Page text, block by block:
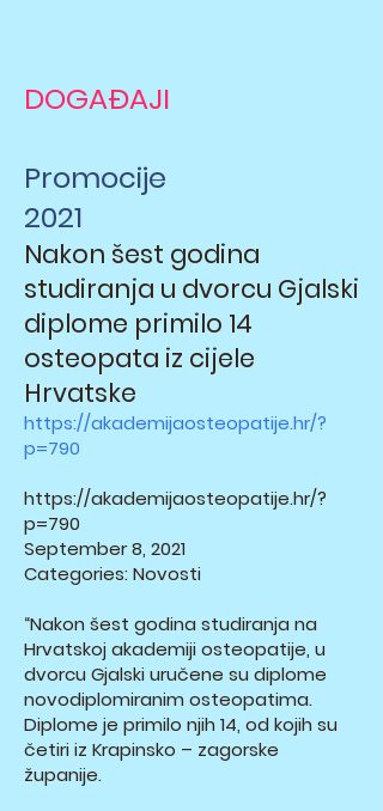
DOGAĐAJI
Promocije
2021
Nakon šest godina
studiranja u dvorcu Gjalski
diplome primilo 14
osteopata iz cijele
Hrvatske
https://akademijaosteopatije.hr/?
p=790
https://akademijaosteopatije.hr/?
p=790
September 8, 2021
Categories: Novosti
“Nakon šest godina studiranja na
Hrvatskoj akademiji osteopatije, u
dvorcu Gjalski uručene su diplome
novodiplomiranim osteopatima.
Diplome je primilo njih 14, od kojih su
četiri iz Krapinsko – zagorske
županije.